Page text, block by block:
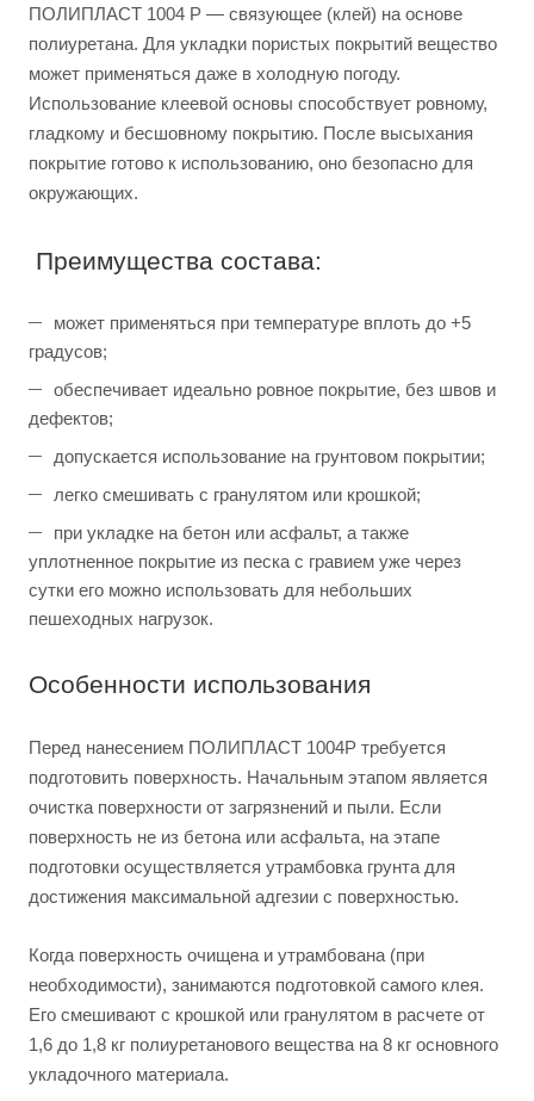
ПОЛИПЛАСТ 1004 Р — связующее (клей) на основе
полиуретана. Для укладки пористых покрытий вещество
может применяться даже в холодную погоду.
Использование клеевой основы способствует ровному,
гладкому и бесшовному покрытию. После высыхания
покрытие готово к использованию, оно безопасно для
окружающих.
Преимущества состава:
может применяться при температуре вплоть до +5
градусов;
обеспечивает идеально ровное покрытие, без швов и
дефектов;
допускается использование на грунтовом покрытии;
легко смешивать с гранулятом или крошкой;
при укладке на бетон или асфальт, а также
уплотненное покрытие из песка с гравием уже через
сутки его можно использовать для небольших
пешеходных нагрузок.
Особенности использования
Перед нанесением ПОЛИПЛАСТ 1004Р требуется
подготовить поверхность. Начальным этапом является
очистка поверхности от загрязнений и пыли. Если
поверхность не из бетона или асфальта, на этапе
подготовки осуществляется утрамбовка грунта для
достижения максимальной адгезии с поверхностью.
Когда поверхность очищена и утрамбована (при
необходимости), занимаются подготовкой самого клея.
Его смешивают с крошкой или гранулятом в расчете от
1,6 до 1,8 кг полиуретанового вещества на 8 кг основного
укладочного материала.